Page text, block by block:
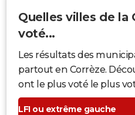
Quelles villes de la
voté...
Les résultats des
partout en Corrèze.
ont le plus voté le plus voté
LFI ou extrême gauche